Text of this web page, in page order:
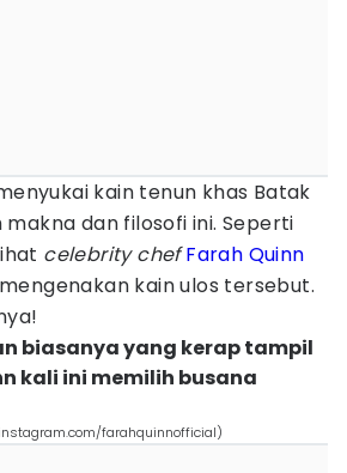
kain tenun khas Batak
dan filosofi ini. Seperti
celebrity chef Farah Quinn
kain ulos tersebut.
biasanya yang kerap tampil
kali ini memilih busana
farahquinnofficial)